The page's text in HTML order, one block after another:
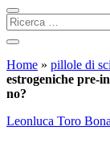
Home » pillole di
estrogeniche pre-
no?
Leonluca Toro